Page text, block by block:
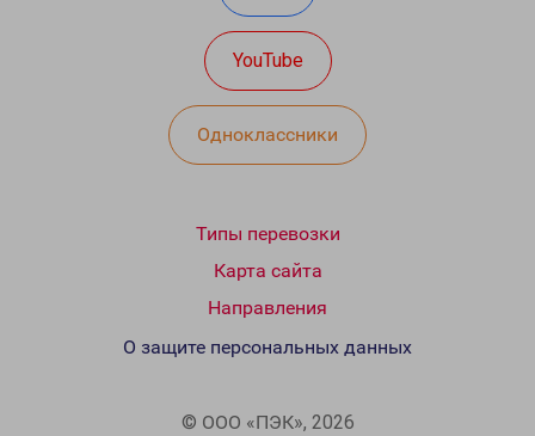
YouTube
Одноклассники
Типы перевозки
Карта сайта
Направления
© ООО «ПЭК», 2026
О защите персональных данных